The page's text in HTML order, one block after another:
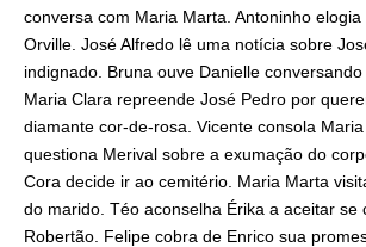
conversa com Maria Marta. Antoninho
Orville. José Alfredo lê uma notícia sobre
indignado. Bruna ouve Danielle conversando
Maria Clara repreende José Pedro por
diamante cor-de-rosa. Vicente consola
questiona Merival sobre a exumação do
Cora decide ir ao cemitério. Maria Marta
do marido. Téo aconselha Érika a aceitar se
Robertão. Felipe cobra de Enrico sua